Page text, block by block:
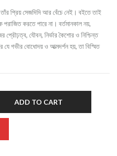
প্রিয় সেজদিদি আর বেঁচে নেই। বইতে তাই
করতে পারে না। বর্তমানকাল নয়,
প্রৌঢ়ত্ব, যৌবন, নির্ভার কৈশোর ও নিশ্চিন্ত
যে গভীর বোধোদয় ও আত্মদর্শন হয়, তা বিস্মিত
ADD TO CART